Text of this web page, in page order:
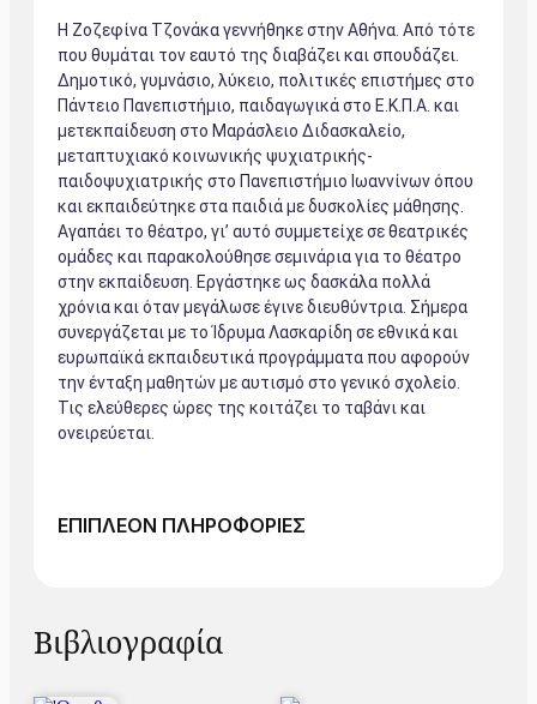
Η Ζοζεφίνα Τζονάκα γεννήθηκε στην Αθήνα. Από τότε
που θυμάται τον εαυτό της διαβάζει και σπουδάζει.
Δημοτικό, γυμνάσιο, λύκειο, πολιτικές επιστήμες στο
Πάντειο Πανεπιστήμιο, παιδαγωγικά στο Ε.Κ.Π.Α. και
μετεκπαίδευση στο Μαράσλειο Διδασκαλείο,
μεταπτυχιακό κοινωνικής ψυχιατρικής-
παιδοψυχιατρικής στο Πανεπιστήμιο Ιωαννίνων όπου
και εκπαιδεύτηκε στα παιδιά με δυσκολίες μάθησης.
Αγαπάει το θέατρο, γι’ αυτό συμμετείχε σε θεατρικές
ομάδες και παρακολούθησε σεμινάρια για το θέατρο
στην εκπαίδευση. Εργάστηκε ως δασκάλα πολλά
χρόνια και όταν μεγάλωσε έγινε διευθύντρια. Σήμερα
συνεργάζεται με το Ίδρυμα Λασκαρίδη σε εθνικά και
ευρωπαϊκά εκπαιδευτικά προγράμματα που αφορούν
την ένταξη μαθητών με αυτισμό στο γενικό σχολείο.
Τις ελεύθερες ώρες της κοιτάζει το ταβάνι και
ονειρεύεται.
ΕΠΙΠΛΕΟΝ ΠΛΗΡΟΦΟΡΙΕΣ
Βιβλιογραφία